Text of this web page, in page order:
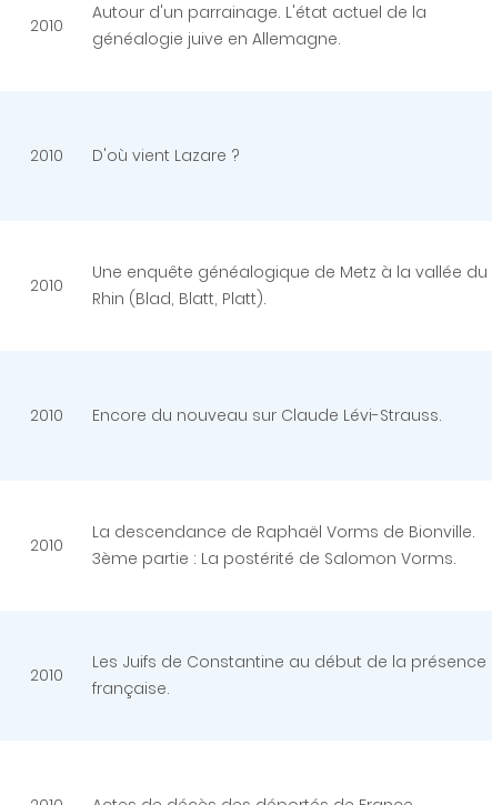
2010
Autour d'un parrainage. L'état actuel de la
généalogie juive en Allemagne.
2010 D'où vient Lazare ?
2010
Une enquête généalogique de Metz à la vallée du
Rhin (Blad, Blatt, Platt).
2010 Encore du nouveau sur Claude Lévi-Strauss.
2010
La descendance de Raphaël Vorms de Bionville.
3ème partie : La postérité de Salomon Vorms.
2010
Les Juifs de Constantine au début de la présence
française.